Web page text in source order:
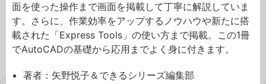
面を使った操作まで画面を掲載して丁寧に解説していま
す。さらに、作業効率をアップするノウハウや新たに搭
載された「Express Tools」の使い方まで掲載。この1冊
でAutoCADの基礎から応用までよく身に付きます。
著者：矢野悦子＆できるシリーズ編集部